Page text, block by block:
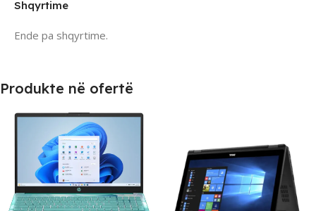
Shqyrtime
Ende pa shqyrtime.
Produkte në ofertë